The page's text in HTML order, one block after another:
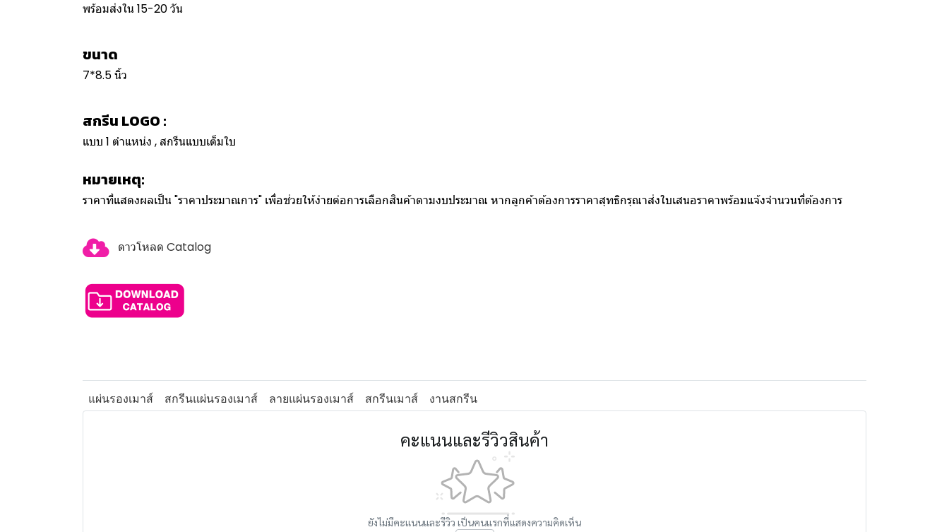
พร้อมส่งใน 15-20 วัน
ขนาด
7*8.5 นิ้ว
สกรีน LOGO :
แบบ 1 ตำแหน่ง , สกรีนแบบเต็มใบ
หมายเหตุ:
ราคาที่แสดงผลเป็น "ราคาประมาณการ" เพื่อช่วยให้ง่ายต่อการเลือกสินค้าตามงบประมาณ หากลูกค้าต้องการราคาสุทธิกรุณาส่งใบเสนอราคาพร้อมแจ้งจำนวนที่ต้องการ
ดาวโหลด Catalog
แผ่นรองเมาส์ สกรีนแผ่นรองเมาส์ ลายแผ่นรองเมาส์ สกรีนเมาส์ งานสกรีน
คะแนนและรีวิวสินค้า
ยังไม่มีคะแนนและรีวิว เป็นคนแรกที่แสดงความคิดเห็น